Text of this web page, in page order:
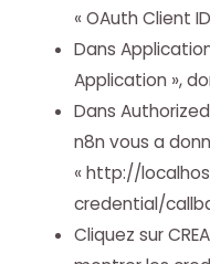
« OAuth Client
Dans
Application »,
Dans
n8n vous a
« http://
credential/
Cliquez sur